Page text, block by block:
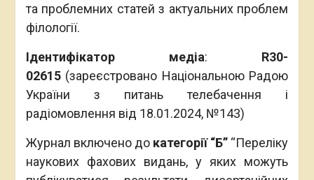
та проблемних статей з актуальних проблем
філології.
Ідентифікатор медіа: R30-
02615 (зареєстровано Національною Радою
України з питань телебачення і
радіомовлення від 18.01.2024, №143)
Журнал включено до категорії“Б” “Переліку
наукових фахових видань, у яких можуть